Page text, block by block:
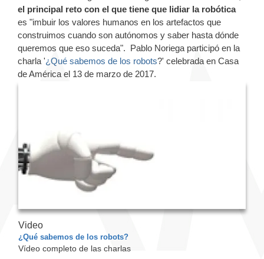
el principal reto con el que tiene que lidiar la robótica
es "imbuir los valores humanos en los artefactos que
construimos cuando son autónomos y saber hasta dónde
queremos que eso suceda". Pablo Noriega participó en la
charla '¿Qué sabemos de los robots?' celebrada en Casa
de América el 13 de marzo de 2017.
Video
¿Qué sabemos de los robots?
Vídeo completo de las charlas